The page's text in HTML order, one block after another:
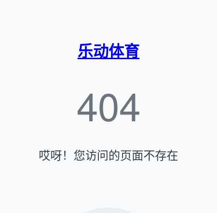
乐动体育
404
哎呀！您访问的页面不存在